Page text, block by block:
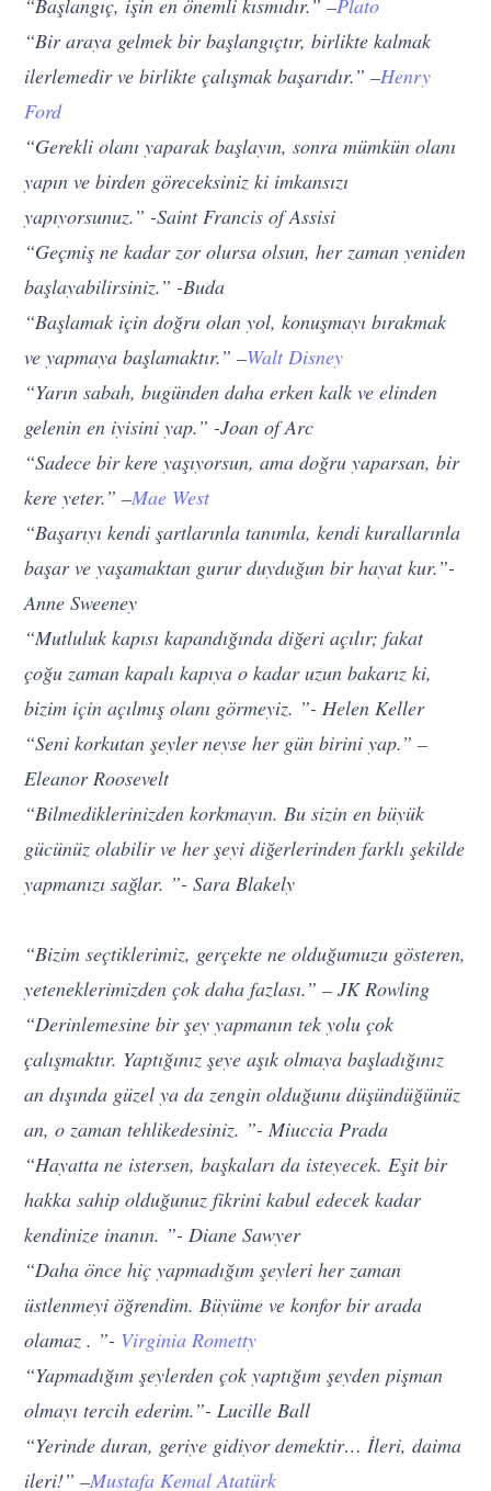
“Başlangıç, işin en önemli kısmıdır.” –Plato
“Bir araya gelmek bir başlangıçtır, birlikte kalmak
ilerlemedir ve birlikte çalışmak başarıdır.” –Henry
Ford
“Gerekli olanı yaparak başlayın, sonra mümkün olanı
yapın ve birden göreceksiniz ki imkansızı
yapıyorsunuz.” -Saint Francis of Assisi
“Geçmiş ne kadar zor olursa olsun, her zaman yeniden
başlayabilirsiniz.” -Buda
“Başlamak için doğru olan yol, konuşmayı bırakmak
ve yapmaya başlamaktır.” –Walt Disney
“Yarın sabah, bugünden daha erken kalk ve elinden
gelenin en iyisini yap.” -Joan of Arc
“Sadece bir kere yaşıyorsun, ama doğru yaparsan, bir
kere yeter.” –Mae West
“Başarıyı kendi şartlarınla ​​tanımla, kendi kurallarınla ​​
başar ve yaşamaktan gurur duyduğun bir hayat kur.”-
Anne Sweeney
“Mutluluk kapısı kapandığında diğeri açılır; fakat
çoğu zaman kapalı kapıya o kadar uzun bakarız ki,
bizim için açılmış olanı görmeyiz. ”- Helen Keller
“Seni korkutan şeyler neyse her gün birini yap.” –
Eleanor Roosevelt
“Bilmediklerinizden korkmayın. Bu sizin en büyük
gücünüz olabilir ve her şeyi diğerlerinden farklı şekilde
yapmanızı sağlar. ”- Sara Blakely
“Bizim seçtiklerimiz, gerçekte ne olduğumuzu gösteren,
yeteneklerimizden çok daha fazlası.” – JK Rowling
“Derinlemesine bir şey yapmanın tek yolu çok
çalışmaktır. Yaptığınız şeye aşık olmaya başladığınız
an dışında güzel ya da zengin olduğunu düşündüğünüz
an, o zaman tehlikedesiniz. ”- Miuccia Prada
“Hayatta ne istersen, başkaları da isteyecek. Eşit bir
hakka sahip olduğunuz fikrini kabul edecek kadar
kendinize inanın. ”- Diane Sawyer
“Daha önce hiç yapmadığım şeyleri her zaman
üstlenmeyi öğrendim. Büyüme ve konfor bir arada
olamaz . ”- Virginia Rometty
“Yapmadığım şeylerden çok yaptığım şeyden pişman
olmayı tercih ederim.”- Lucille Ball
“Yerinde duran, geriye gidiyor demektir… İleri, daima
ileri!” –Mustafa Kemal Atatürk